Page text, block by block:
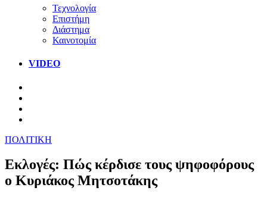
Τεχνολογία
Επιστήμη
Διάστημα
Καινοτομία
VIDEO
ΠΟΛΙΤΙΚΗ
Εκλογές: Πώς κέρδισε τους ψηφοφόρους
ο Κυριάκος Μητσοτάκης